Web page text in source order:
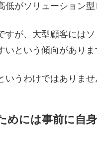
低がソリューション
すが、大型顧客には
という傾向がありま
いうわけではありま
めには事前に自